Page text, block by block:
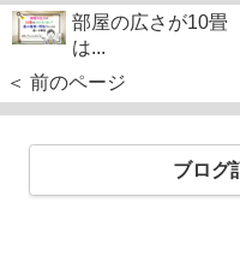
部屋の広さが10畳
は...
＜ 前のページ
ブログ